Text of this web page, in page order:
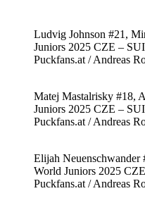
Ludvig Johnson #21,
Juniors 2025 CZE –
Puckfans.at / Andreas
Matej Mastalrisky #18,
Juniors 2025 CZE –
Puckfans.at / Andreas
Elijah Neuenschwander
World Juniors 2025
Puckfans.at / Andreas